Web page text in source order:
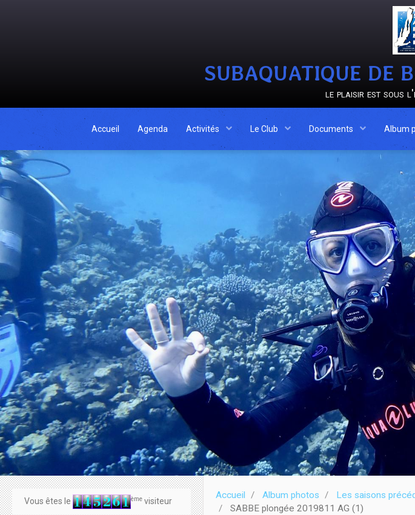
SUBAQUATIQUE DE
le plaisir est sous
Accueil Agenda Activités Le Club Documents Album
Accueil Album photos Les saisons
SABBE plongée 2019811 AG (1)
Vous êtes le ème visiteur